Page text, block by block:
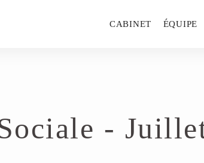
CABINET ÉQUIPE
-